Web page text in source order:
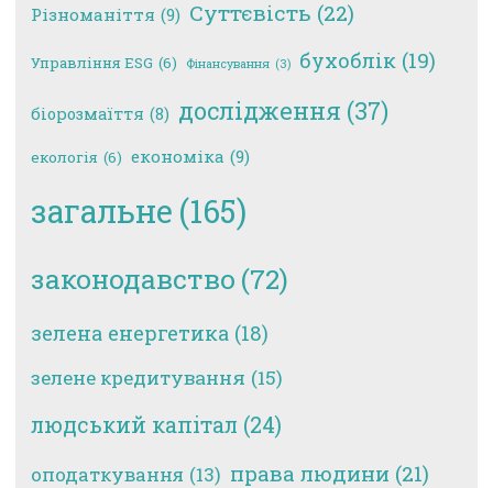
Різноманіття (9) Суттєвість (22)
Управління ESG (6) Фінансування (3) бухоблік (19)
біорозмаїття (8) дослідження (37)
екологія (6) економіка (9)
загальне (165)
законодавство (72)
зелена енергетика (18)
зелене кредитування (15)
людський капітал (24)
оподаткування (13) права людини (21)